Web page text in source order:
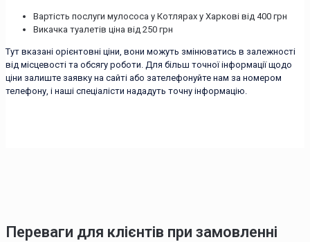
Вартість послуги мулососа у Котлярах у Харкові від 400 грн
Викачка туалетів ціна від 250 грн
Тут вказані орієнтовні ціни, вони можуть змінюватись в залежності
від місцевості та обсягу роботи. Для більш точної інформації щодо
ціни залиште заявку на сайті або зателефонуйте нам за номером
телефону, і наші спеціалісти нададуть точну інформацію.
Переваги для клієнтів при замовленні